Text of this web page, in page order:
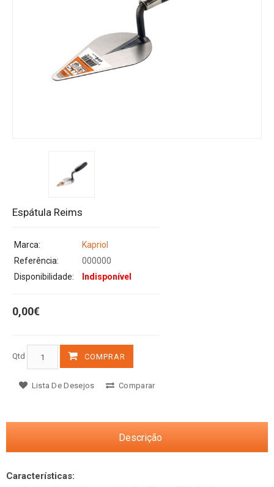
Espátula Reims
Marca:
Kapriol
Referência:
000000
Disponibilidade:
Indisponível
0,00€
Qtd COMPRAR
Lista De Desejos Comparar
Descrição
Características: